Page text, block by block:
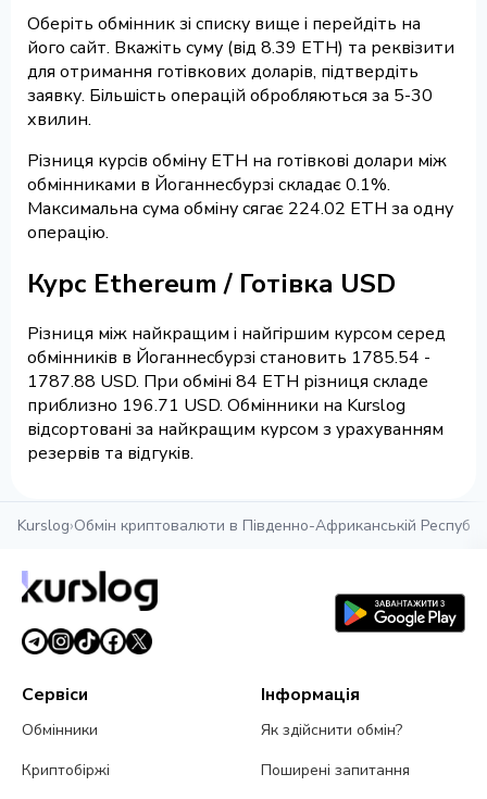
Оберіть обмінник зі списку вище і перейдіть на
його сайт. Вкажіть суму (від 8.39 ETH) та реквізити
для отримання готівкових доларів, підтвердіть
заявку. Більшість операцій обробляються за 5-30
хвилин.
Різниця курсів обміну ETH на готівкові долари між
обмінниками в Йоганнесбурзі складає 0.1%.
Максимальна сума обміну сягає 224.02 ETH за одну
операцію.
Курс Ethereum / Готівка USD
Різниця між найкращим і найгіршим курсом серед
обмінників в Йоганнесбурзі становить 1785.54 -
1787.88 USD. При обміні 84 ETH різниця складе
приблизно 196.71 USD. Обмінники на Kurslog
відсортовані за найкращим курсом з урахуванням
резервів та відгуків.
Kurslog›Обмін криптовалюти в Південно-Африканській
Сервіси
Обмінники
Криптобіржі
Інформація
Як здійснити обмін?
Поширені запитання